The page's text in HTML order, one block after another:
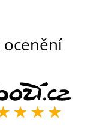
ocenění